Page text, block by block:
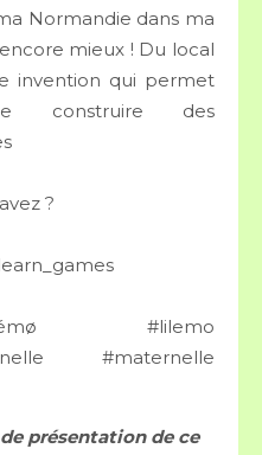
Normandie dans ma
mieux ! Du local
invention qui permet
construire des
?
#lilemo
#maternelle
présentation de ce